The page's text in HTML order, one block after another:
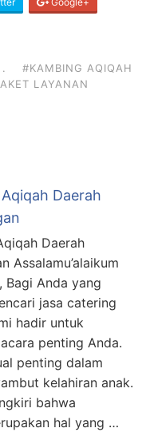
#KAMBING AQIQAH
LAYANAN
Daerah
Daerah
Assalamu’alaikum
Bagi Anda yang
jasa catering
hadir untuk
penting Anda.
penting dalam
kelahiran anak.
bahwa
hal yang …